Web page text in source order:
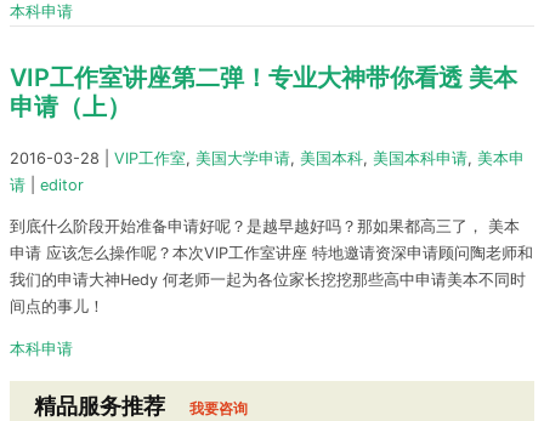
本科申请
VIP工作室讲座第二弹！专业大神带你看透 美本
申请（上）
2016-03-28 VIP工作室, 美国大学申请, 美国本科, 美国本科申请, 美本申
请
editor
到底什么阶段开始准备申请好呢？是越早越好吗？那如果都高三了， 美本
申请 应该怎么操作呢？本次VIP工作室讲座 特地邀请资深申请顾问陶老师和
我们的申请大神Hedy 何老师一起为各位家长挖挖那些高中申请美本不同时
间点的事儿！
本科申请
精品服务推荐 我要咨询